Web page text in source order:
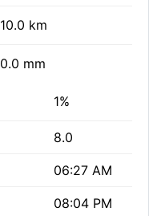
10.0 km
0.0 mm
1%
8.0
06:27 AM
08:04 PM